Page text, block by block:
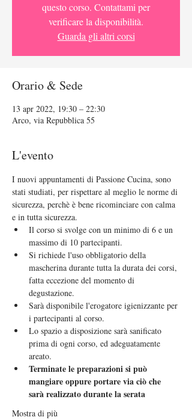
questo corso. Contattami per
verificare la disponibilità.
Guarda gli altri corsi
Orario & Sede
13 apr 2022, 19:30 – 22:30
Arco, via Repubblica 55
L'evento
I nuovi appuntamenti di Passione Cucina, sono
stati studiati, per rispettare al meglio le norme di
sicurezza, perchè è bene ricominciare con calma
e in tutta sicurezza.
Il corso si svolge con un minimo di 6 e un
massimo di 10 partecipanti.
Si richiede l'uso obbligatorio della
mascherina durante tutta la durata dei corsi,
fatta eccezione del momento di
degustazione.
Sarà disponibile l'erogatore igienizzante per
i partecipanti al corso.
Lo spazio a disposizione sarà sanificato
prima di ogni corso, ed adeguatamente
areato.
Terminate le preparazioni si può
mangiare oppure portare via ciò che
sarà realizzato durante la serata
Mostra di più